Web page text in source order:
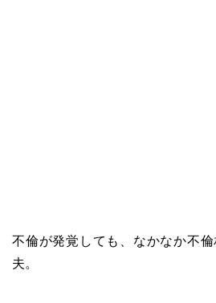
不倫が発覚しても、なかなか不
夫。